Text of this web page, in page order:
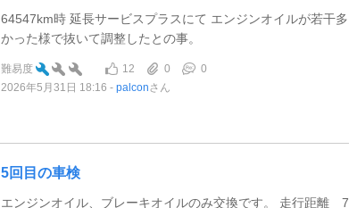
64547km時 延長サービスプラスにて エンジンオイルが若干多
かった様で抜いて調整したとの事。
難易度 12 0
0
2026年5月31日 18:16
palconさん
5回目の車検
エンジンオイル、ブレーキオイルのみ交換です。 走行距離 7